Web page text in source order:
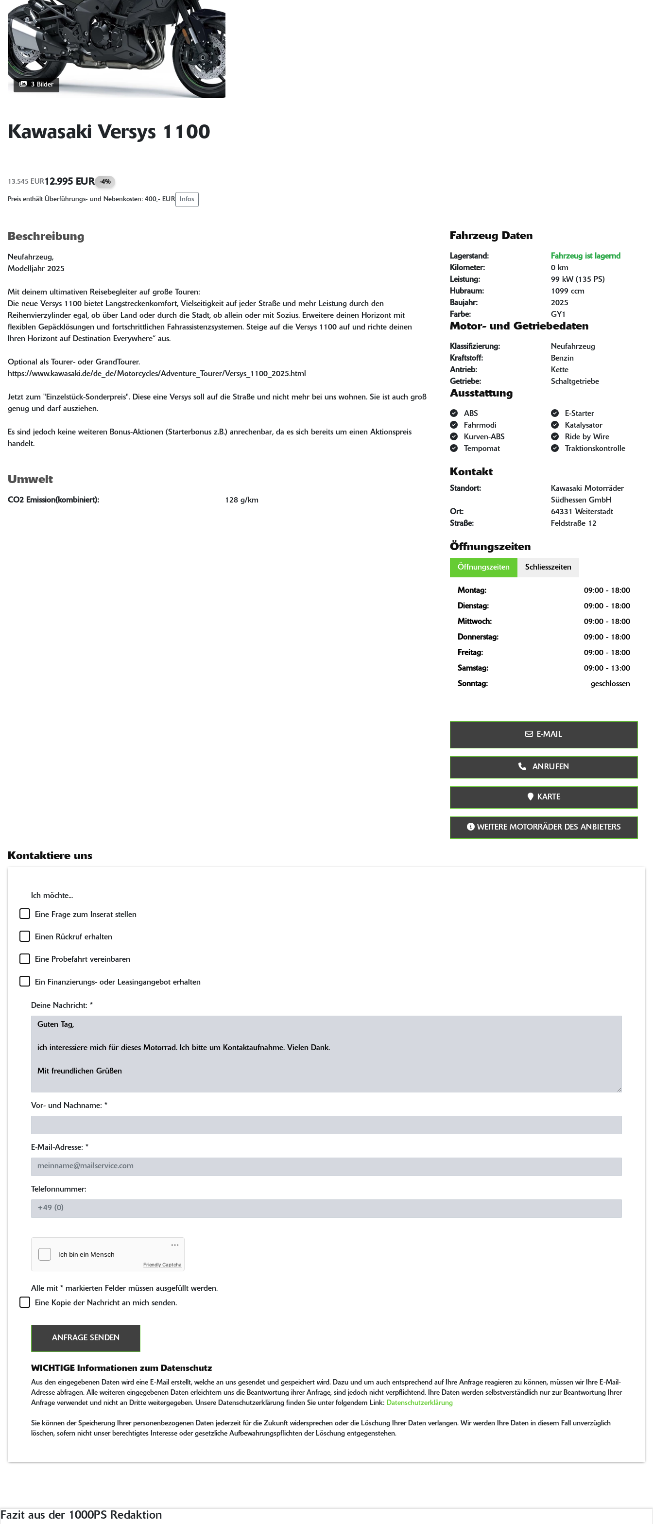
3 Bilder
Kawasaki Versys 1100
13.545 EUR12.995 EUR -4%
Preis enthält Überführungs- und Nebenkosten: 400,- EUR Infos
Beschreibung
Neufahrzeug,
Modelljahr 2025
Mit deinem ultimativen Reisebegleiter auf große Touren:
Die neue Versys 1100 bietet Langstreckenkomfort, Vielseitigkeit auf jeder Straße und mehr Leistung durch den
Reihenvierzylinder egal, ob über Land oder durch die Stadt, ob allein oder mit Sozius. Erweitere deinen Horizont mit
flexiblen Gepäcklösungen und fortschrittlichen Fahrassistenzsystemen. Steige auf die Versys 1100 auf und richte deinen
Ihren Horizont auf Destination Everywhere“ aus.
Optional als Tourer- oder GrandTourer.
https://www.kawasaki.de/de_de/Motorcycles/Adventure_Tourer/Versys_1100_2025.html
Jetzt zum "Einzelstück-Sonderpreis". Diese eine Versys soll auf die Straße und nicht mehr bei uns wohnen. Sie ist auch groß
genug und darf ausziehen.
Es sind jedoch keine weiteren Bonus-Aktionen (Starterbonus z.B.) anrechenbar, da es sich bereits um einen Aktionspreis
handelt.
Umwelt
CO2 Emission(kombiniert): 128 g/km
Fahrzeug Daten
Lagerstand:
Fahrzeug ist lagernd
Kilometer:
0 km
Leistung:
99 kW (135 PS)
Hubraum:
1099 ccm
Baujahr:
2025
Farbe:
GY1
Motor- und Getriebedaten
Klassifizierung:
Neufahrzeug
Kraftstoff:
Benzin
Antrieb:
Kette
Getriebe:
Schaltgetriebe
Ausstattung
ABS
E-Starter
Fahrmodi
Katalysator
Kurven-ABS
Ride by Wire
Tempomat
Traktionskontrolle
Kontakt
Standort:
Kawasaki Motorräder
Südhessen GmbH
Ort:
64331 Weiterstadt
Straße:
Feldstraße 12
Öffnungszeiten
Öffnungszeiten Schliesszeiten
Montag:
09:00 - 18:00
Dienstag:
09:00 - 18:00
Mittwoch:
09:00 - 18:00
Donnerstag:
09:00 - 18:00
Freitag:
09:00 - 18:00
Samstag:
09:00 - 13:00
Sonntag:
geschlossen
E-MAIL
ANRUFEN
KARTE
WEITERE MOTORRÄDER DES ANBIETERS
Kontaktiere uns
Ich möchte...
Eine Frage zum Inserat stellen
Einen Rückruf erhalten
Eine Probefahrt vereinbaren
Ein Finanzierungs- oder Leasingangebot erhalten
Deine Nachricht: *
Vor- und Nachname: *
E-Mail-Adresse: *
Telefonnummer:
Friendly Captcha
Alle mit * markierten Felder müssen ausgefüllt werden.
Eine Kopie der Nachricht an mich senden.
ANFRAGE SENDEN
WICHTIGE Informationen zum Datenschutz
Aus den eingegebenen Daten wird eine E-Mail erstellt, welche an uns gesendet und gespeichert wird. Dazu und um auch entsprechend auf Ihre Anfrage reagieren zu können, müssen wir Ihre E-Mail-
Adresse abfragen. Alle weiteren eingegebenen Daten erleichtern uns die Beantwortung ihrer Anfrage, sind jedoch nicht verpflichtend. Ihre Daten werden selbstverständlich nur zur Beantwortung Ihrer
Anfrage verwendet und nicht an Dritte weitergegeben. Unsere Datenschutzerklärung finden Sie unter folgendem Link: Datenschutzerklärung
Sie können der Speicherung Ihrer personenbezogenen Daten jederzeit für die Zukunft widersprechen oder die Löschung Ihrer Daten verlangen. Wir werden Ihre Daten in diesem Fall unverzüglich
löschen, sofern nicht unser berechtigtes Interesse oder gesetzliche Aufbewahrungspflichten der Löschung entgegenstehen.
Fazit aus der 1000PS Redaktion